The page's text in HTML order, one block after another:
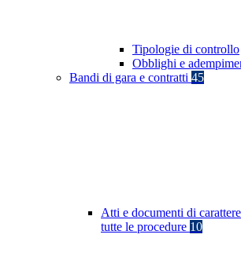
Tipologie di controllo
Obblighi e
Bandi di gara e contratti 45
Atti e documenti di
tutte le procedure 10